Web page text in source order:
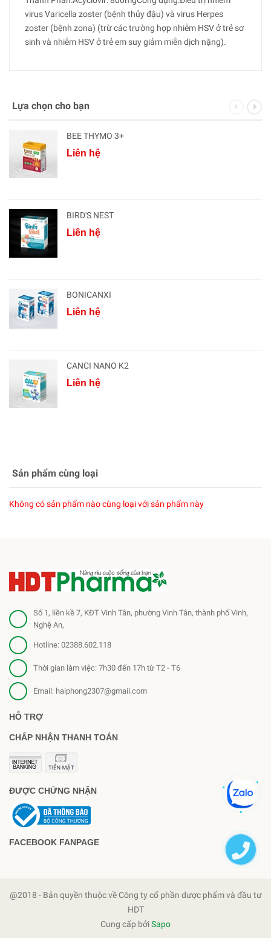
virus Varicella zoster (bệnh thủy đậu) và virus Herpes
zoster (bệnh zona) (trừ các trường hợp nhiễm HSV ở trẻ sơ
sinh và nhiễm HSV ở trẻ em suy giảm miễn dịch nặng).
Lựa chọn cho bạn
BEE THYMO 3+
Liên hệ
BIRD'S NEST
Liên hệ
BONICANXI
Liên hệ
CANCI NANO K2
Liên hệ
Sản phẩm cùng loại
Không có sản phẩm nào cùng loại với sản phẩm này
Số 1, liền kề 7, KĐT Vinh Tân, phường Vinh Tân, thành phố Vinh,
Nghệ An,
Hotline: 02388.602.118
Thời gian làm việc: 7h30 đến 17h từ T2 - T6
Email: haiphong2307@gmail.com
HỖ TRỢ
CHẤP NHẬN THANH TOÁN
ĐƯỢC CHỨNG NHẬN
FACEBOOK FANPAGE
@2018 - Bản quyền thuộc về Công ty cổ phần dược phẩm và đầu tư
HDT
Cung cấp bởiSapo